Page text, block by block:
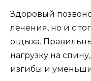
Здоровый
лечения, но и с
отдыха.
нагрузку на
изгибы и